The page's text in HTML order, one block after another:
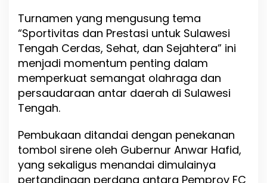
e
n
u
r
n
w
H
a
i
d
Turnamen yang mengusung tema
“Sportivitas dan Prestasi untuk Sulawesi
Tengah Cerdas, Sehat, dan Sejahtera” ini
menjadi momentum penting dalam
memperkuat semangat olahraga dan
persaudaraan antar daerah di Sulawesi
Tengah.
Pembukaan ditandai dengan penekanan
tombol sirene oleh Gubernur Anwar Hafid,
yang sekaligus menandai dimulainya
pertandingan perdana antara Pemprov FC